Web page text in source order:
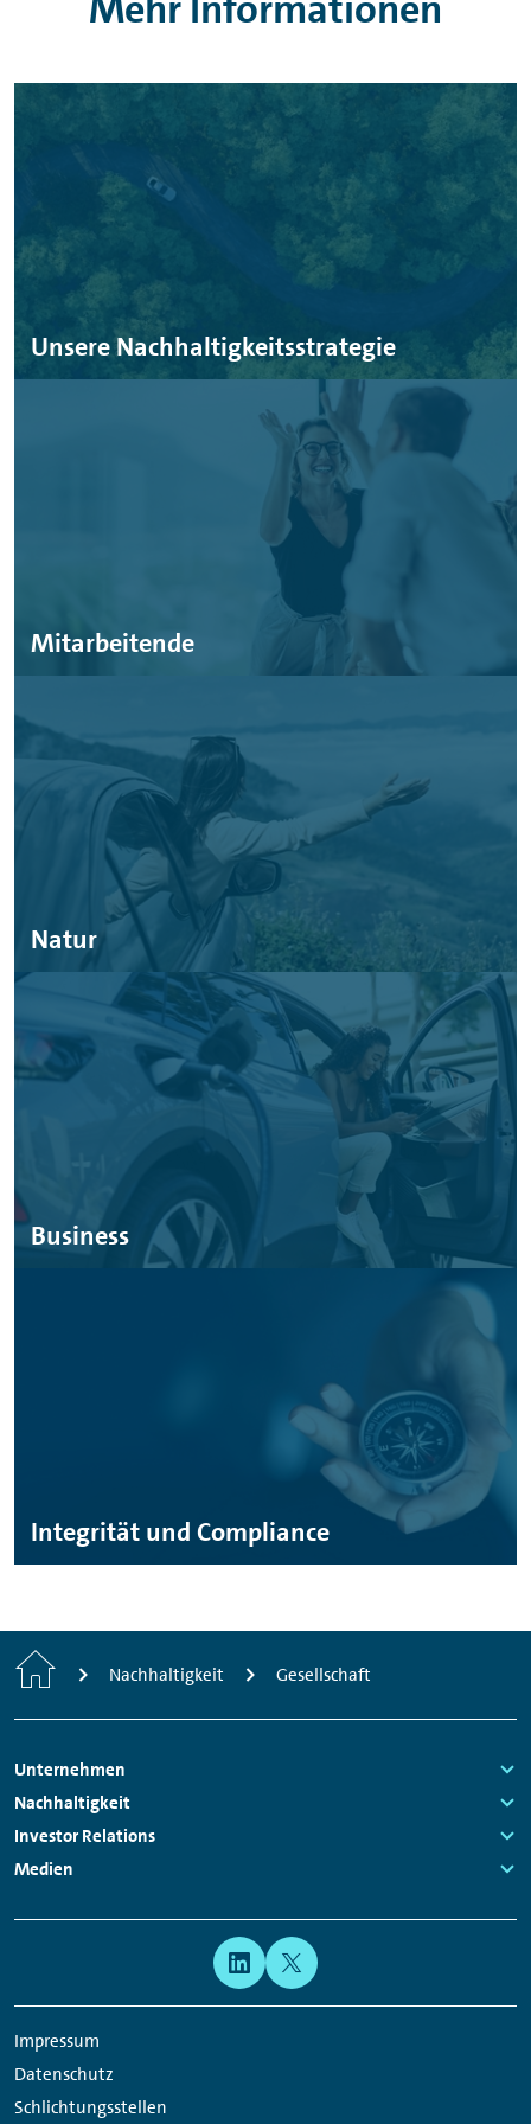
Unsere Nachhaltigkeitsstrategie
Mitarbeitende
Natur
Business
Integrität und Compliance
Home Nachhaltigkeit Gesellschaft
Footer
Navigation
Unternehmen
Links:
Nachhaltigkeit
Links:
Investor Relations
Links:
Medien
Impressum
Datenschutz
Schlichtungsstellen
Network
Links